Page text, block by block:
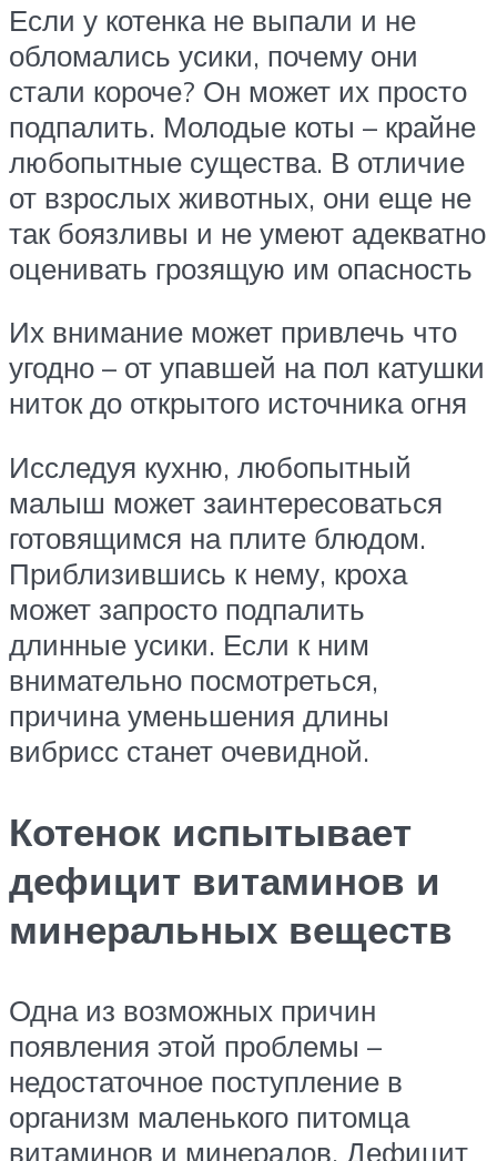
Если у котенка не выпали и не
обломались усики, почему они
стали короче? Он может их просто
подпалить. Молодые коты – крайне
любопытные существа. В отличие
от взрослых животных, они еще не
так боязливы и не умеют адекватно
оценивать грозящую им опасность
Их внимание может привлечь что
угодно – от упавшей на пол катушки
ниток до открытого источника огня
Исследуя кухню, любопытный
малыш может заинтересоваться
готовящимся на плите блюдом.
Приблизившись к нему, кроха
может запросто подпалить
длинные усики. Если к ним
внимательно посмотреться,
причина уменьшения длины
вибрисс станет очевидной.
Котенок испытывает
дефицит витаминов и
минеральных веществ
Одна из возможных причин
появления этой проблемы –
недостаточное поступление в
организм маленького питомца
витаминов и минералов. Дефицит